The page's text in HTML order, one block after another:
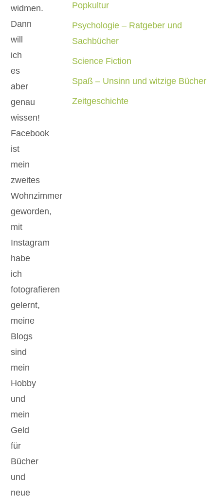
widmen.
Dann
will
ich
es
aber
genau
wissen!
Facebook
ist
mein
zweites
Wohnzimmer
geworden,
mit
Instagram
habe
ich
fotografieren
gelernt,
meine
Blogs
sind
mein
Hobby
und
mein
Geld
für
Bücher
und
neue
Popkultur
Psychologie – Ratgeber und
Sachbücher
Science Fiction
Spaß – Unsinn und witzige Bücher
Zeitgeschichte